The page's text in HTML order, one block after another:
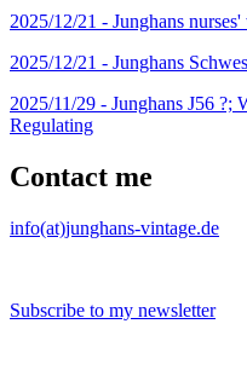
2025/12/21 - Junghans nurses'
2025/12/21 - Junghans
2025/11/29 - Junghans J56 ?;
Regulating
Contact me
info(at)junghans-vintage.de
Subscribe to my newsletter